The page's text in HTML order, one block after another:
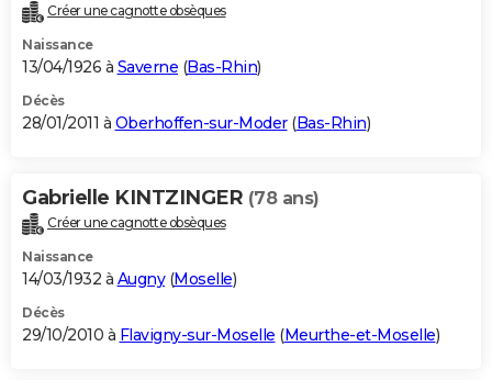
Créer une cagnotte obsèques
Naissance
13/04/1926 à Saverne (Bas-Rhin)
Décès
28/01/2011 à Oberhoffen-sur-Moder(Bas-Rhin)
Gabrielle KINTZINGER (78 ans)
Créer une cagnotte obsèques
Naissance
14/03/1932 à Augny(Moselle)
Décès
29/10/2010 à Flavigny-sur-Moselle (Meurthe-et-Moselle)